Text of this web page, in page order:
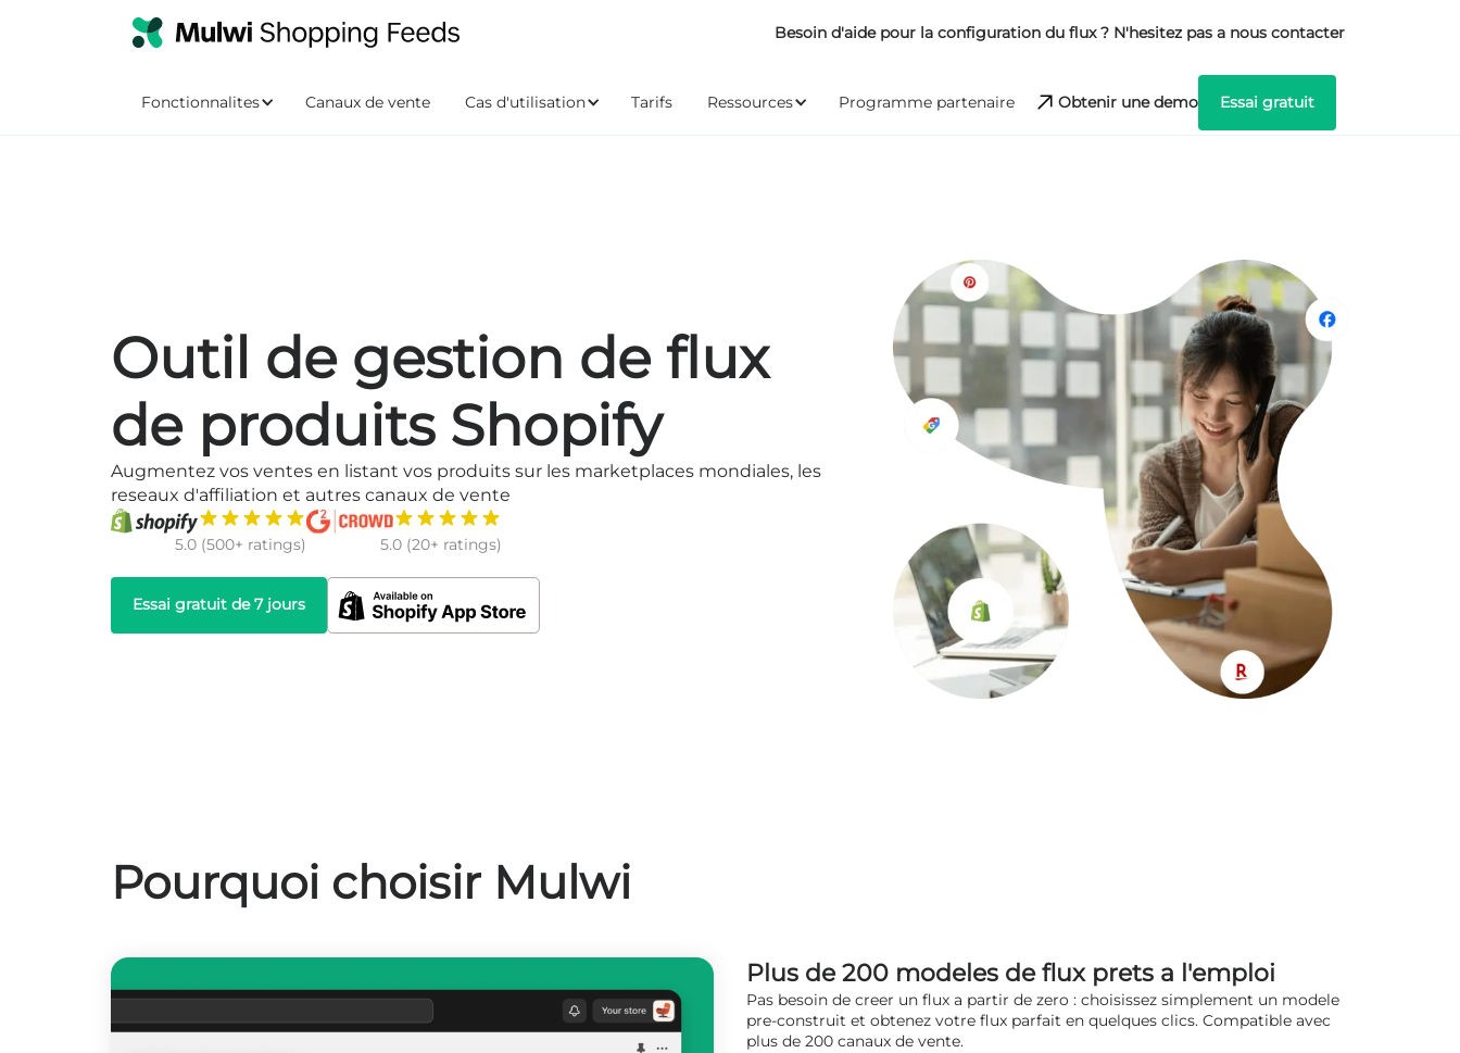
Besoin d'aide pour la configuration du flux ? N'hesitez pas a nous contacter
Fonctionnalites Canaux de vente Cas d'utilisation Tarifs Ressources Programme partenaire Obtenir une demo Essai gratuit
Outil de gestion de flux
de produits Shopify
Augmentez vos ventes en listant vos produits sur les marketplaces mondiales, les
reseaux d'affiliation et autres canaux de vente
5.0 (500+ ratings) 5.0 (20+ ratings)
Essai gratuit de 7 jours
Pourquoi choisir Mulwi
Plus de 200 modeles de flux prets a l'emploi
Pas besoin de creer un flux a partir de zero : choisissez simplement un modele
pre-construit et obtenez votre flux parfait en quelques clics. Compatible avec
plus de 200 canaux de vente.